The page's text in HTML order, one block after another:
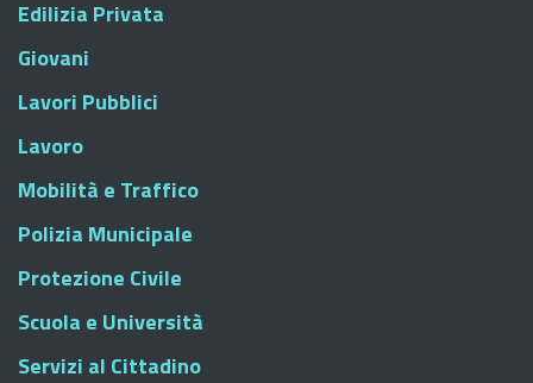
Edilizia Privata
Giovani
Lavori Pubblici
Lavoro
Mobilità e Traffico
Polizia Municipale
Protezione Civile
Scuola e Università
Servizi al Cittadino